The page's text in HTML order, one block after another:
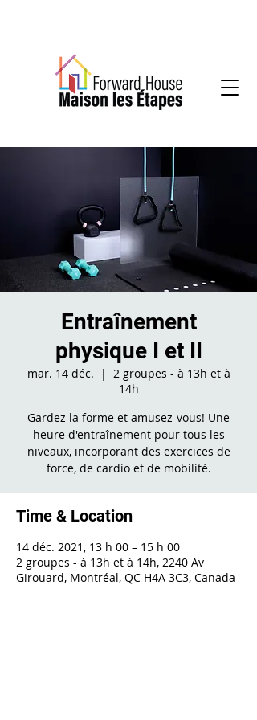
Entraînement
physique I et II
mar. 14 déc.
  |
2 groupes - à 13h et à
14h
Gardez la forme et amusez-vous! Une
heure d'entraînement pour tous les
niveaux, incorporant des exercices de
force, de cardio et de mobilité.
Time & Location
14 déc. 2021, 13 h 00 – 15 h 00
2 groupes - à 13h et à 14h, 2240 Av
Girouard, Montréal, QC H4A 3C3, Canada